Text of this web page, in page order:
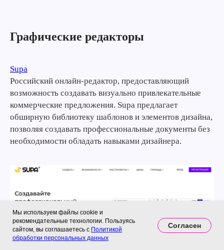
Графические редакторы
Supa
Российский онлайн-редактор, предоставляющий
возможность создавать визуально привлекательные
коммерческие предложения. Supa предлагает
обширную библиотеку шаблонов и элементов дизайна,
позволяя создавать профессиональные документы без
необходимости обладать навыками дизайнера.
Мы используем файлы cookie и
рекомендательные технологии. Пользуясь
сайтом, вы соглашаетесь с Политикой
обработки персональных данных
Согласен